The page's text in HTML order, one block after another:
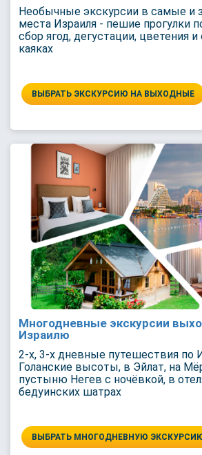
Необычные экскурсии в самые и
места Израиля - пешие прогулки
сбор ягод, дегустации, цветения
каяках
ВЫБРАТЬ ЭКСКУРСИЮ НА ВЫХОДНЫЕ
Многодневные экскурсии
Израилю
2-х, 3-х дневные путешествия по
Голанские высоты, в Эйлат, на
пустыню Негев с ночёвкой, в
бедуинских шатрах
ВЫБРАТЬ МНОГОДНЕВНУЮ